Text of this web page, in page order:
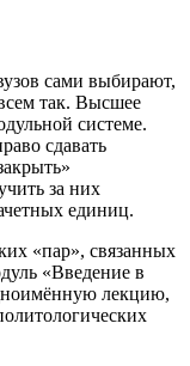
сами выбирают,
так. Высшее
системе.
сдавать
за них
единиц.
«пар», связанных
«Введение в
лекцию,